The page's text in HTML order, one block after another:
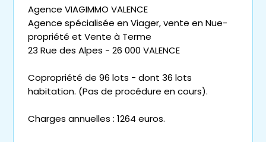
Agence VIAGIMMO VALENCE
Agence spécialisée en Viager, vente en Nue-
propriété et Vente à Terme
23 Rue des Alpes - 26 000 VALENCE
Copropriété de 96 lots - dont 36 lots
habitation. (Pas de procédure en cours).
Charges annuelles : 1264 euros.